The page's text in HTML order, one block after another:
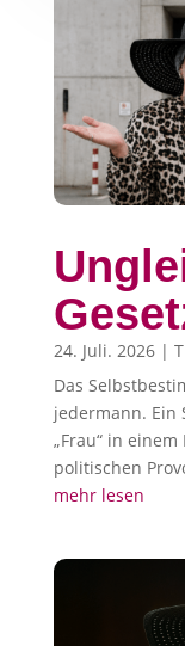
24. Juli. 2026|
Das
jedermann. Ein
„Frau“ in
politischen
mehr lesen